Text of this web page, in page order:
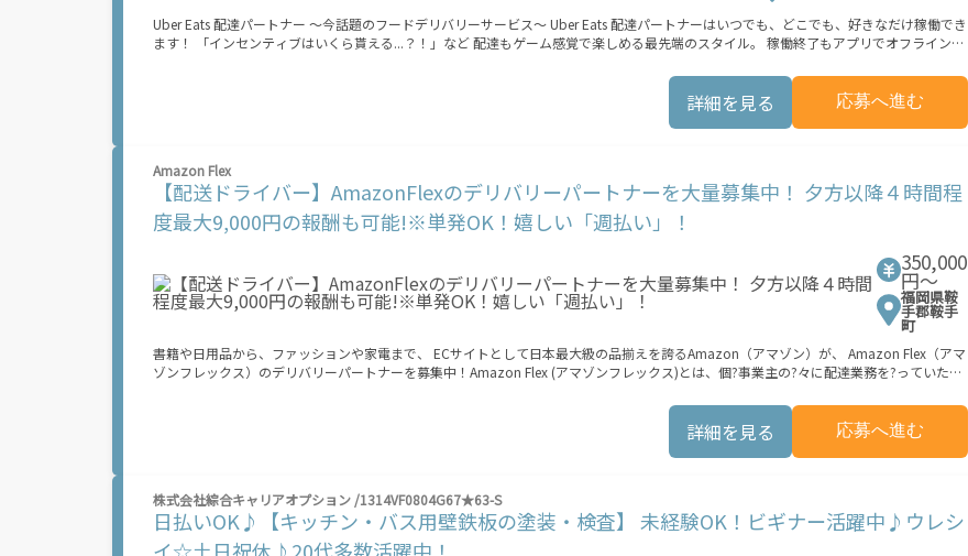
Uber Eats 配達パートナー ～今話題のフードデリバリーサービス～ Uber Eats 配達パートナーはいつでも、どこでも、好きなだけ稼働でき
ます！ 「インセンティブはいくら貰える...？！」など 配達もゲーム感覚で楽しめる最先端のスタイル。 稼働終了もアプリでオフラインに
け取り、配達スタート！ ↓ ③注文者にお料理を届けて、アプリで完了ボタンをタップ！ ★配達経験が無くても問題ありません！ ★自分
なったから今日稼ぐか...！」 時間も場所も自分次第！ 【原付（125cc以下）で配達希望の場合は…】 原付（レンタル車も可）and普通自
動車免許をお持ちの人 【軽貨物またはバイク（125cc超）もOKですが、その場合は...】 事業用ナンバー（軽自動車の場合は黒ナンバー、
バイクの場合は緑ナンバー）が必要になります。 ※稼働できるのは、あなたの街で Uber Eats のサービスが開始してからになります。サ
ービス開始日は、アカウント作成後に配信されるメールをご確認ください。 \"\"Uber Eats は一部の都市でのサービス開始に向けた準備を
ォームを通じた収益機会が始まるのは、お客様の地域でサービスが正式に開始された後となります。市場でのサービス開始時期は地域に
よって異なる可能性があり、事前にご登録いただいた場合でも、必ずしも配達リクエストへのアクセスが保証されるわけではありませ
ん。\"\"\"\"\"
詳細を見る 応募へ進む
Amazon Flex
【配送ドライバー】AmazonFlexのデリバリーパートナーを大量募集中！ 夕方以降４時間程
度最大9,000円の報酬も可能!※単発OK！嬉しい「週払い」！
350,000
円〜
福岡県鞍
手郡鞍手
町
書籍や日用品から、ファッションや家電まで、 ECサイトとして日本最大級の品揃えを誇るAmazon（アマゾン）が、 Amazon Flex（アマ
ゾンフレックス）のデリバリーパートナーを募集中！Amazon Flex (アマゾンフレックス)とは、個?事業主の?々に配達業務を?っていただ
車）または軽乗用車を所有している方大歓迎！ 車両をお持ちでない場合は、パートナー企業による車両レンタル・リースサービスも利用
に決められるから、スキマ時間でしっかり稼げる！ ・自分の車両で配達できるから、気軽に稼働できる！ ・自分のペースで無理なくでき
類（外国籍の方） ご応募いただいた後、登録手続きをご案内します。 登録手続きは、アプリですべて完結できます。 なお、ご自身の車両
でご登録いただく場合、ご登録者様と車両の所有者様は同一である必要があります。 【配達業務の流れ】 登録手続きを完了すると、オフ
ァー（委託する配達業務）をアプリで確認することができます。 あとは、3つのステップで稼働するだけです。 1. オファーを受諾する 2.
詳細を見る 応募へ進む
株式会社綜合キャリアオプション /1314VF0804G67★63-S
日払いOK♪【キッチン・バス用壁鉄板の塗装・検査】 未経験OK！ビギナー活躍中♪ウレシ
イ☆土日祝休♪20代多数活躍中！